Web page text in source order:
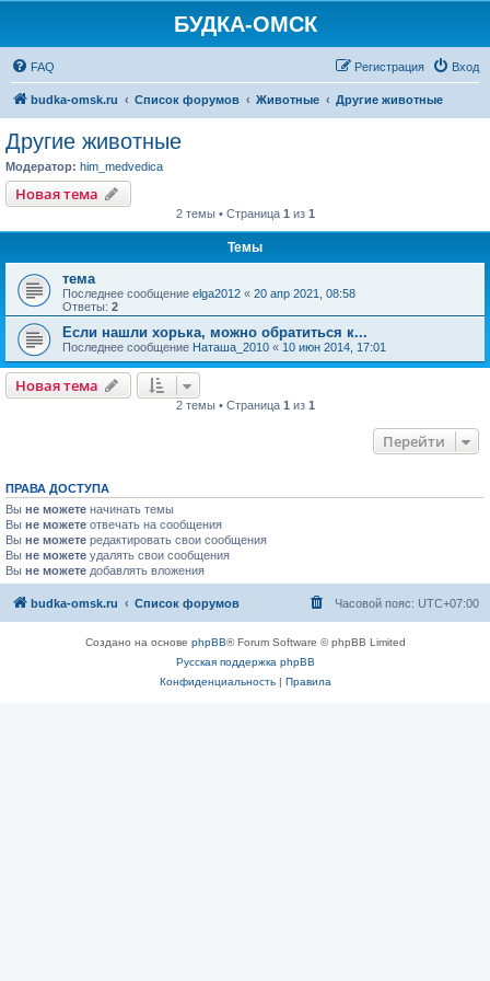
БУДКА-ОМСК
FAQ Вход
Регистрация
budka-omsk.ru Список форумов Животные Другие животные
Другие животные
Модератор: him_medvedica
Новая тема
2 темы • Страница 1 из 1
Темы
тема
Последнее сообщение elga2012 « 20 апр 2021, 08:58
Ответы: 2
Если нашли хорька, можно обратиться к...
Последнее сообщение Наташа_2010 « 10 июн 2014, 17:01
Новая тема
2 темы • Страница 1 из 1
Перейти
ПРАВА ДОСТУПА
Вы не можете начинать темы
Вы не можете отвечать на сообщения
Вы не можете редактировать свои сообщения
Вы не можете удалять свои сообщения
Вы не можете добавлять вложения
budka-omsk.ru Список форумов Часовой пояс: UTC+07:00
Создано на основе phpBB® Forum Software © phpBB Limited
Русская поддержка phpBB
Конфиденциальность| Правила